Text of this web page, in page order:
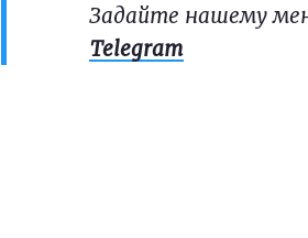
Задайте нашему
Telegram